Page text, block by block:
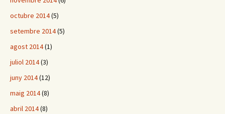
octubre 2014(5)
setembre 2014(5)
agost 2014(1)
juliol 2014(3)
juny 2014(12)
maig 2014(8)
abril 2014(8)